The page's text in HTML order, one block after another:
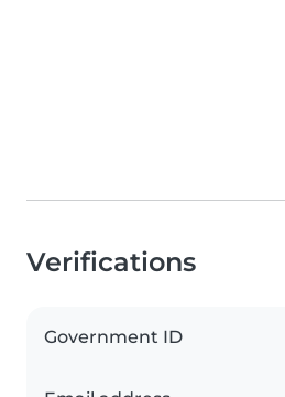
Verifications
Government ID